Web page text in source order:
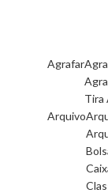
Agrafar
Tira
Arquivo